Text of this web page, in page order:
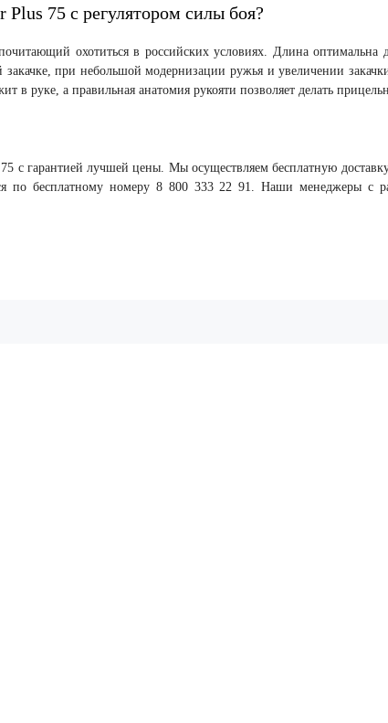
75 с регулятором силы боя?
охотиться в российских условиях. Длина
закачке, при небольшой модернизации ружья и увеличении
руке, а правильная анатомия рукояти позволяет делать
с гарантией лучшей цены. Мы осуществляем бесплатную
бесплатному номеру 8 800 333 22 91. Наши менеджеры с